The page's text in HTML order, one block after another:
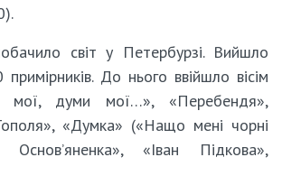
світ у Петербурзі. Вийшло
До нього ввійшло вісім
мої, думи мої…», «Перебендя»,
«Думка» («Нащо мені чорні
«Іван Підкова»,